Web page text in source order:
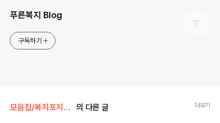
푸른복지 Blog
구독하기
모음집/복지포지셔닝 의 다른 글 더보기